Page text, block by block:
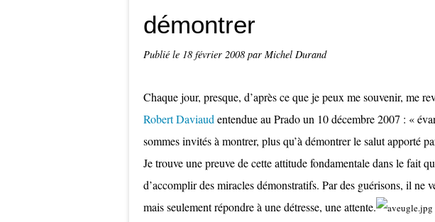
démontrer
Publié le 18 février 2008 par Michel Durand
Chaque jour, presque, d’après ce que je peux me souvenir, me
Robert Daviaud entendue au Prado un 10 décembre 2007 : «
sommes invités à montrer, plus qu’à démontrer le salut apporté
Je trouve une preuve de cette attitude fondamentale dans le fait
d’accomplir des miracles démonstratifs. Par des guérisons, il ne
mais seulement répondre à une détresse, une attente.